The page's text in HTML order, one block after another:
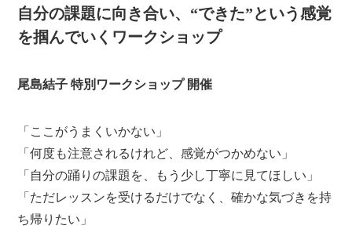
自分の課題に向き合い、“できた”という感覚
を掴んでいくワークショップ
尾島結子 特別ワークショップ 開催
「ここがうまくいかない」
「何度も注意されるけれど、感覚がつかめない」
「自分の踊りの課題を、もう少し丁寧に見てほしい」
「ただレッスンを受けるだけでなく、確かな気づきを持
ち帰りたい」